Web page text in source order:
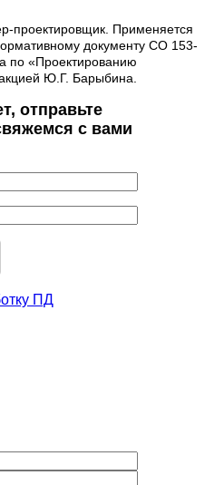
проектировщик. Применяется
документу СО 153-
по «Проектированию
Ю.Г. Барыбина.
отправьте
с вами
ПД